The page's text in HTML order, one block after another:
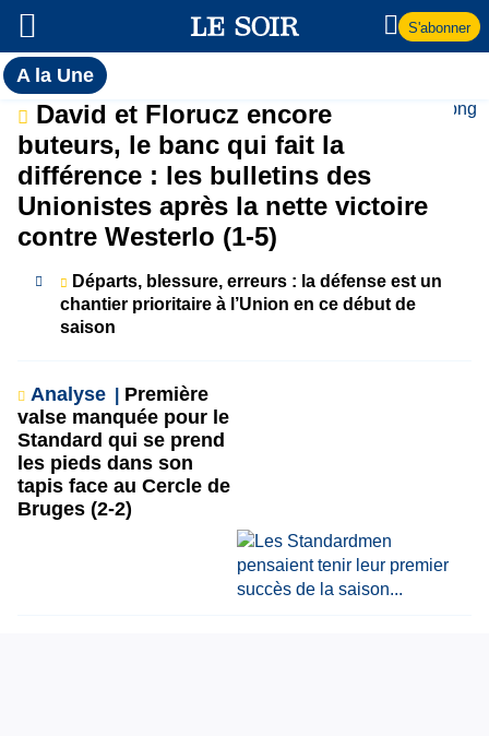
S'abonner
A la UneToutes
l'actualité
du Soir
A
la
Une
David et Florucz encore
buteurs, le banc qui fait la
différence : les bulletins des
Unionistes après la nette victoire
contre Westerlo (1-5)
Départs, blessure, erreurs : la défense est un
chantier prioritaire à l’Union en ce début de
saison
Analyse
Première
valse manquée pour le
Standard qui se prend
les pieds dans son
tapis face au Cercle de
Bruges (2-2)